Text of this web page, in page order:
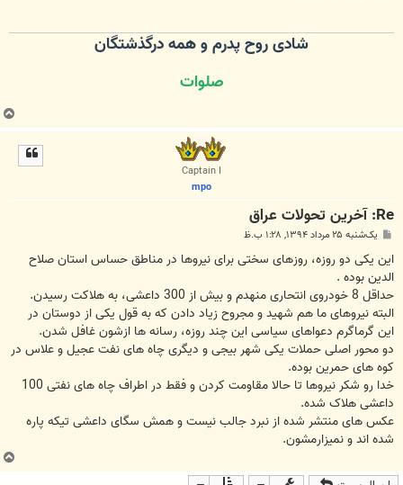
شادی روح پدرم و همه درگذشتگان
صلوات
ب
ا
Captain I
mpo
Re: آخرین تحولات عراق
پ
ت
یک‌شنبه ۲۵ مرداد ۱۳۹۴, ۱:۲۸ ب.ظ
ﺍﯾﻦ ﯾﮑﯽ ﺩﻭ ﺭﻭﺯﻩ، ﺭﻭﺯﻫﺎﯼ ﺳﺨﺘﯽ ﺑﺮﺍﯼ ﻧﯿﺮﻭﻫﺎ ﺩﺭ ﻣﻨﺎﻃﻖ ﺣﺴﺎﺱ ﺍﺳﺘﺎﻥ ﺻﻼﺡ
ﺍﻟﺪﯾﻦ ﺑﻮﺩﻩ .
ﺣﺪﺍﻗﻞ 8 ﺧﻮﺩﺭﻭﯼ ﺍﻧﺘﺤﺎﺭﯼ ﻣﻨﻬﺪﻡ ﻭ ﺑﯿﺶ ﺍﺯ 300 ﺩﺍﻋﺸﯽ، ﺑﻪ ﻫﻼﮐﺖ ﺭﺳﯿﺪﻥ.
ﺍﻟﺒﺘﻪ ﻧﯿﺮﻭﻫﺎﯼ ﻣﺎ ﻫﻢ ﺷﻬﯿﺪ ﻭ ﻣﺠﺮﻭﺡ ﺯﯾﺎﺩ ﺩﺍﺩﻥ ﮐﻪ ﺑﻪ ﻗﻮﻝ ﯾﮑﯽ ﺍﺯ ﺩﻭﺳﺘﺎﻥ ﺩﺭ
ﺍﯾﻦ ﮔﺮﻣﺎﮔﺮﻡ ﺩﻋﻮﺍﻫﺎﯼ ﺳﯿﺎﺳﯽ ﺍﯾﻦ ﭼﻨﺪ ﺭﻭﺯﻩ، ﺭﺳﺎﻧﻪ ﻫﺎ ﺍﺯﺷﻮﻥ ﻏﺎﻓﻞ ﺷﺪﻥ.
ﺩﻭ ﻣﺤﻮﺭ ﺍﺻﻠﯽ ﺣﻤﻼﺕ ﯾﮑﯽ ﺷﻬﺮ ﺑﯿﺠﯽ ﻭ ﺩﯾﮕﺮﯼ ﭼﺎﻩ ﻫﺎﯼ ﻧﻔﺖ ﻋﺠﯿﻞ ﻭ ﻋﻼﺱ ﺩﺭ
ﮐﻮﻩ ﻫﺎﯼ ﺣﻤﺮﯾﻦ ﺑﻮﺩﻩ.
ﺧﺪﺍ ﺭﻭ ﺷﮑﺮ ﻧﯿﺮﻭﻫﺎ ﺗﺎ ﺣﺎﻻ ﻣﻘﺎﻭﻣﺖ ﮐﺮﺩﻥ ﻭ ﻓﻘﻂ ﺩﺭ ﺍﻃﺮﺍﻑ ﭼﺎﻩ ﻫﺎﯼ ﻧﻔﺘﯽ 100
ﺩﺍﻋﺸﯽ ﻫﻼﮎ ﺷﺪﻩ.
ﻋﮑﺲ ﻫﺎﯼ ﻣﻨﺘﺸﺮ ﺷﺪﻩ ﺍﺯ ﻧﺒﺮﺩ ﺟﺎﻟﺐ ﻧﯿﺴﺖ ﻭ ﻫﻤﺶ ﺳﮕﺎﯼ ﺩﺍﻋﺸﯽ ﺗﯿﮑﻪ ﭘﺎﺭﻩ
ﺷﺪﻩ ﺍﻧﺪ ﻭ ﻧﻤﯿﺰﺍﺭﻣﺸﻮﻥ.
ب
ا